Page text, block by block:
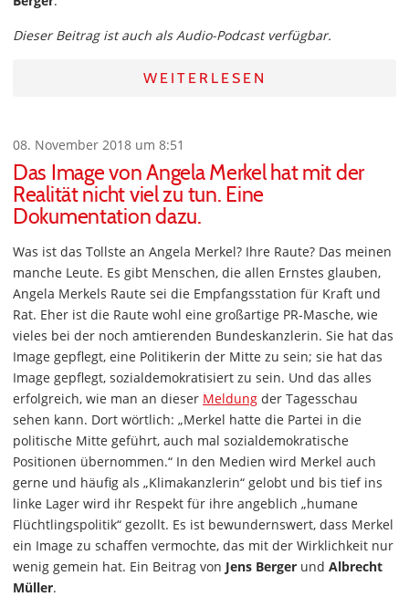
Dieser Beitrag ist auch als Audio-Podcast verfügbar.
WEITERLESEN
08. November 2018 um 8:51
Das Image von Angela Merkel hat mit der
Realität nicht viel zu tun. Eine
Dokumentation dazu.
Was ist das Tollste an Angela Merkel? Ihre Raute? Das meinen
manche Leute. Es gibt Menschen, die allen Ernstes glauben,
Angela Merkels Raute sei die Empfangsstation für Kraft und
Rat. Eher ist die Raute wohl eine großartige PR-Masche, wie
vieles bei der noch amtierenden Bundeskanzlerin. Sie hat das
Image gepflegt, eine Politikerin der Mitte zu sein; sie hat das
Image gepflegt, sozialdemokratisiert zu sein. Und das alles
erfolgreich, wie man an dieser Meldung der Tagesschau
sehen kann. Dort wörtlich: „Merkel hatte die Partei in die
politische Mitte geführt, auch mal sozialdemokratische
Positionen übernommen.“ In den Medien wird Merkel auch
gerne und häufig als „Klimakanzlerin“ gelobt und bis tief ins
linke Lager wird ihr Respekt für ihre angeblich „humane
Flüchtlingspolitik“ gezollt. Es ist bewundernswert, dass Merkel
ein Image zu schaffen vermochte, das mit der Wirklichkeit nur
wenig gemein hat. Ein Beitrag von Jens Berger und Albrecht
Müller.